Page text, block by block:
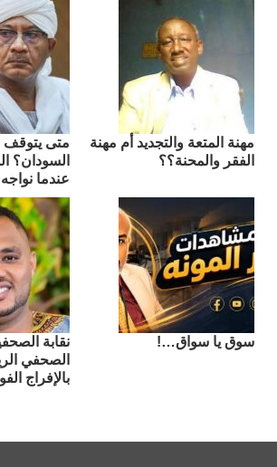
مهنة المتعة والتجديد أم مهنة
الفقر والمحنة؟؟
متى يتوقف
السودان؟
عندما
سوق يا سواق…!
نقابة
الصحفي
بالإفراج